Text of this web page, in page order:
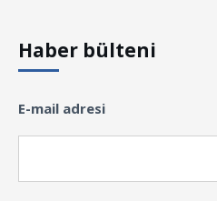
Haber bülteni
E-mail adresi